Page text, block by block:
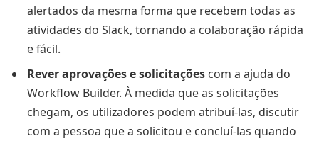
alertados da mesma forma que recebem todas as
atividades do Slack, tornando a colaboração rápida
e fácil.
Rever aprovações e solicitações com a ajuda do
Workflow Builder. À medida que as solicitações
chegam, os utilizadores podem atribuí-las, discutir
com a pessoa que a solicitou e concluí-las quando